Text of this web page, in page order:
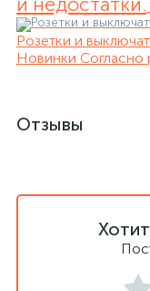
Розетки и
Новинки Согласно
Отзывы